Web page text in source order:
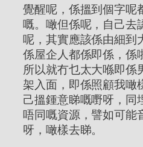
覺醒呢，係搵到個字呢
嘅。噉但係呢，自己去
呢，其實應該係由細到
係屋企人都係即係，係
所以就冇乜太大喺即係
架入面，即係照顧我噉
己搵鍾意睇嘅嘢呀，同
唔同嘅資源，譬如可能
呀，噉樣去睇。